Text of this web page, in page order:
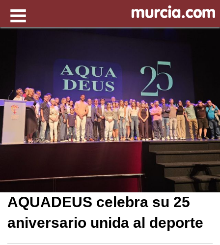
AQUADEUS celebra su 25
aniversario unida al deporte